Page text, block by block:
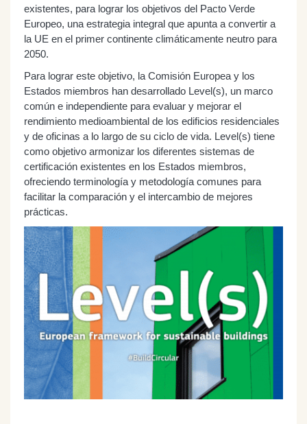
existentes, para lograr los objetivos del Pacto Verde
Europeo, una estrategia integral que apunta a convertir a
la UE en el primer continente climáticamente neutro para
2050.
Para lograr este objetivo, la Comisión Europea y los
Estados miembros han desarrollado Level(s), un marco
común e independiente para evaluar y mejorar el
rendimiento medioambiental de los edificios residenciales
y de oficinas a lo largo de su ciclo de vida. Level(s) tiene
como objetivo armonizar los diferentes sistemas de
certificación existentes en los Estados miembros,
ofreciendo terminología y metodología comunes para
facilitar la comparación y el intercambio de mejores
prácticas.